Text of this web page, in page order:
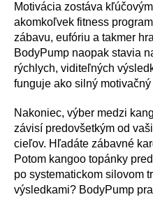
Motivácia zostáva
akomkoľvek fitness
zábavu, eufóriu a takmer
BodyPump naopak stavia
rýchlych, viditeľných
funguje ako silný
Nakoniec, výber medzi
závisí predovšetkým od
cieľov. Hľadáte zábavné
Potom kangoo topánky
po systematickom silovom
výsledkami? BodyPump